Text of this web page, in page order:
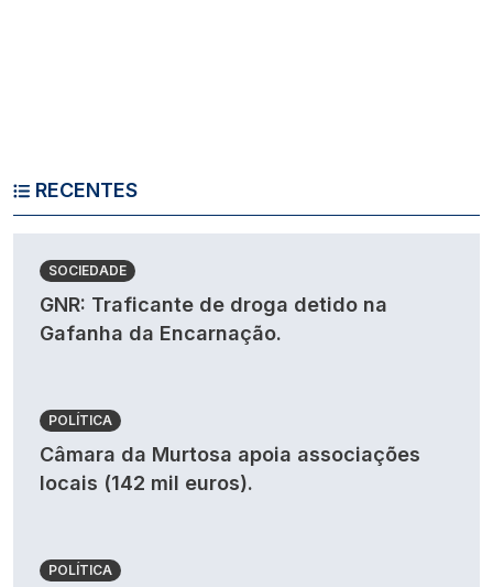
RECENTES
SOCIEDADE
GNR: Traficante de droga detido na
Gafanha da Encarnação.
POLÍTICA
Câmara da Murtosa apoia associações
locais (142 mil euros).
POLÍTICA